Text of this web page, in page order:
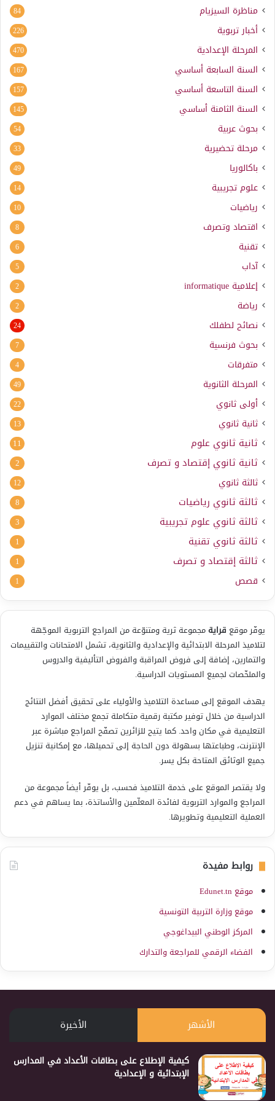
مناظرة السيزيام 84
أخبار تربوية 226
المرحلة الإعدادية 470
السنة السابعة أساسي 167
السنة التاسعة أساسي 157
السنة الثامنة أساسي 145
بحوث عربية 54
مرحلة تحضيرية 33
باكالوريا 49
علوم تجريبية 14
رياضيات 10
اقتصاد وتصرف 8
تقنية 6
آداب 5
إعلامية informatique
2
رياضة 2
نصائح لطفلك 24
بحوث فرنسية 7
متفرقات 4
المرحلة الثانوية 49
أولى ثانوي 22
ثانية ثانوي 13
ثانية ثانوي علوم 11
ثانية ثانوي إقتصاد و تصرف 2
ثالثة ثانوي 12
ثالثة ثانوي رياضيات 8
ثالثة ثانوي علوم تجريبية 3
ثالثة ثانوي تقنية 1
ثالثة إقتصاد و تصرف 1
قصص 1
يوفّر موقع قرايةمجموعة ثرية ومتنوّعة من المراجع التربوية الموجّهة
لتلاميذ المرحلة الابتدائية والإعدادية والثانوية، تشمل الامتحانات والتقييمات
والتمارين، إضافة إلى فروض المراقبة والفروض التأليفية والدروس
والملخّصات لجميع المستويات الدراسية.
يهدف الموقع إلى مساعدة التلاميذ والأولياء على تحقيق أفضل النتائج
الدراسية من خلال توفير مكتبة رقمية متكاملة تجمع مختلف الموارد
التعليمية في مكان واحد. كما يتيح للزائرين تصفّح المراجع مباشرة عبر
الإنترنت، وطباعتها بسهولة دون الحاجة إلى تحميلها، مع إمكانية تنزيل
جميع الوثائق المتاحة بكل يسر.
ولا يقتصر الموقع على خدمة التلاميذ فحسب، بل يوفّر أيضاً مجموعة من
المراجع والموارد التربوية لفائدة المعلّمين والأساتذة، بما يساهم في دعم
العملية التعليمية وتطويرها.
روابط مفيدة
موقع Edunet.tn
موقع وزارة التربية التونسية
المركز الوطني البيداغوجي
الفضاء الرقمي للمراجعة والتدارك
الأشهر الأخيرة
كيفية الإطلاع على بطاقات الأعداد في المدارس
الإبتدائية و الإعدادية